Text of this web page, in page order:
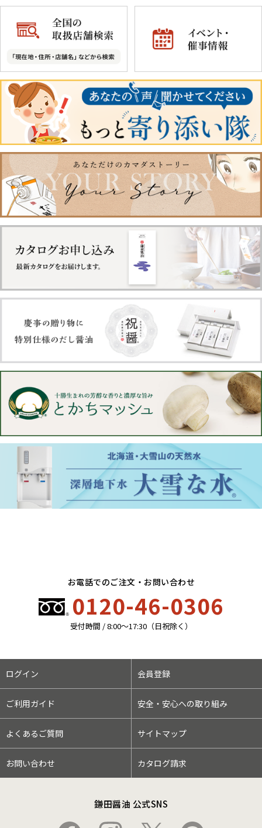
お電話でのご注文・お問い合わせ
0120-46-0306
受付時間 / 8:00〜17:30（日祝除く）
ログイン 会員登録
ご利用ガイド 安全・安心への取り組み
よくあるご質問 サイトマップ
お問い合わせ カタログ請求
鎌田醤油 公式SNS